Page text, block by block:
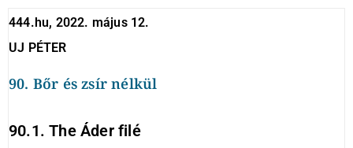
444.hu, 2022. május 12.
UJ PÉTER
90. Bőr és zsír nélkül
90.1. The Áder filé